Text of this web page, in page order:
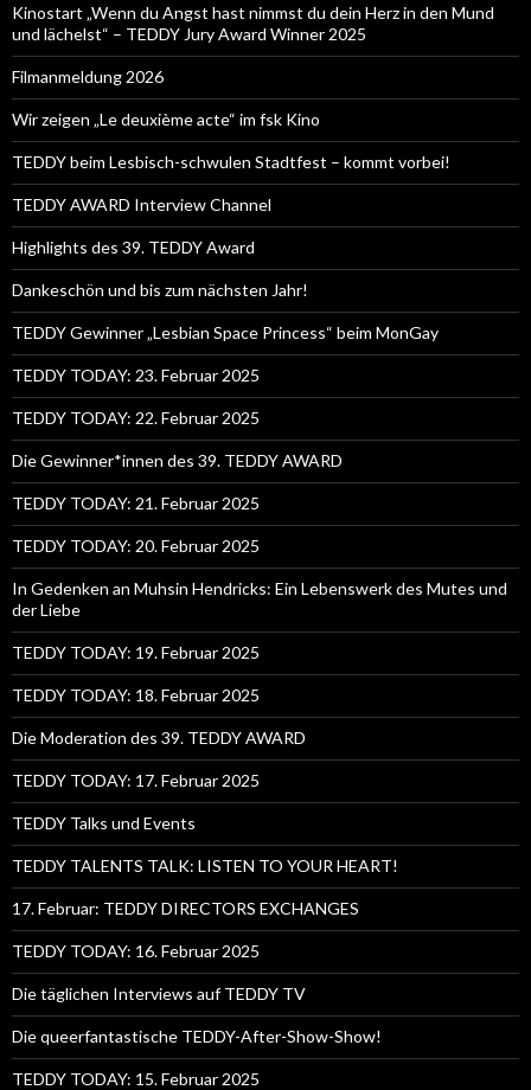
Kinostart „Wenn du Angst hast nimmst du dein Herz in den Mund
und lächelst“ – TEDDY Jury Award Winner 2025
Filmanmeldung 2026
Wir zeigen „Le deuxième acte“ im fsk Kino
TEDDY beim Lesbisch-schwulen Stadtfest – kommt vorbei!
TEDDY AWARD Interview Channel
Highlights des 39. TEDDY Award
Dankeschön und bis zum nächsten Jahr!
TEDDY Gewinner „Lesbian Space Princess“ beim MonGay
TEDDY TODAY: 23. Februar 2025
TEDDY TODAY: 22. Februar 2025
Die Gewinner*innen des 39. TEDDY AWARD
TEDDY TODAY: 21. Februar 2025
TEDDY TODAY: 20. Februar 2025
In Gedenken an Muhsin Hendricks: Ein Lebenswerk des Mutes und
der Liebe
TEDDY TODAY: 19. Februar 2025
TEDDY TODAY: 18. Februar 2025
Die Moderation des 39. TEDDY AWARD
TEDDY TODAY: 17. Februar 2025
TEDDY Talks und Events
TEDDY TALENTS TALK: LISTEN TO YOUR HEART!
17. Februar: TEDDY DIRECTORS EXCHANGES
TEDDY TODAY: 16. Februar 2025
Die täglichen Interviews auf TEDDY TV
Die queerfantastische TEDDY-After-Show-Show!
TEDDY TODAY: 15. Februar 2025